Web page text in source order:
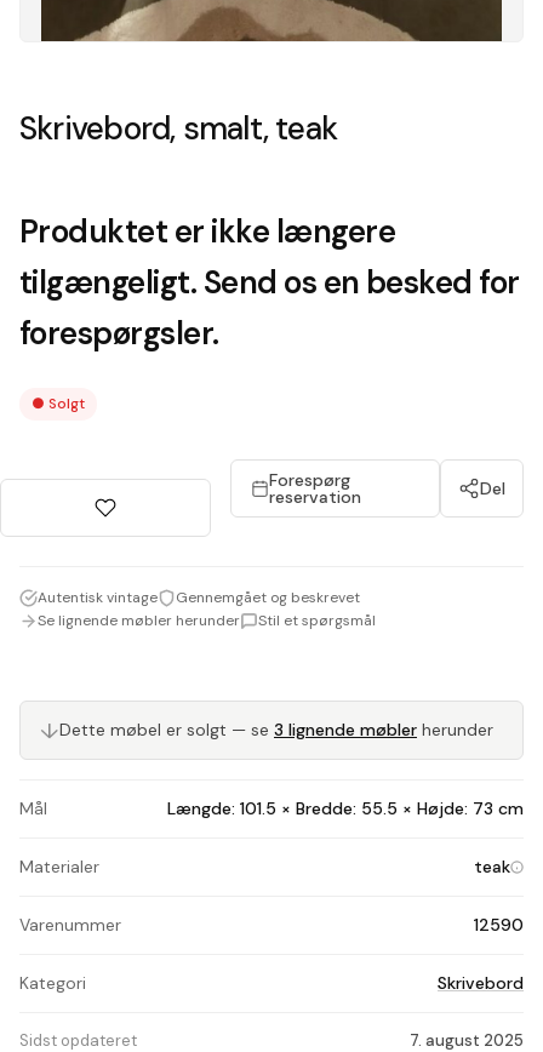
Skrivebord, smalt, teak
Mål Længde: 101.5 × Bredde: 55.5 × Højde: 73 cm
Materialer teak
Varenummer 12590
Kategori Skrivebord
Sidst opdateret 7. august 2025
Produktet er ikke længere
tilgængeligt. Send os en besked for
forespørgsler.
● Solgt
Forespørg
reservation Del
Autentisk vintage
Gennemgået og beskrevet
Se lignende møbler herunder
Stil et spørgsmål
↓Dette møbel er solgt — se 3 lignende møbler herunder